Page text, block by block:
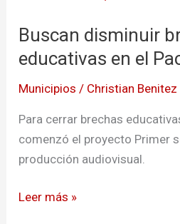
Buscan disminuir
educativas en el
Municipios / Christian Benitez
Para cerrar brechas
comenzó el proyecto Primer
producción audiovisual.
brechas
educativas
el
Pacífico
Leer más »